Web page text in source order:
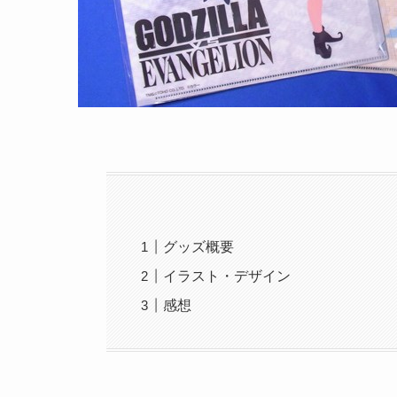
グッズ概要
イラスト・デザイン
感想